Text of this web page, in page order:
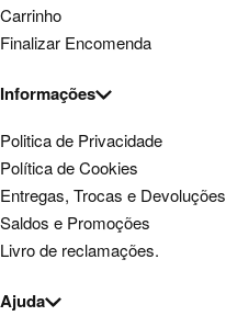
Carrinho
Finalizar Encomenda
Informações
Politica de Privacidade
Política de Cookies
Entregas, Trocas e Devoluções
Saldos e Promoções
Livro de reclamações.
Ajuda